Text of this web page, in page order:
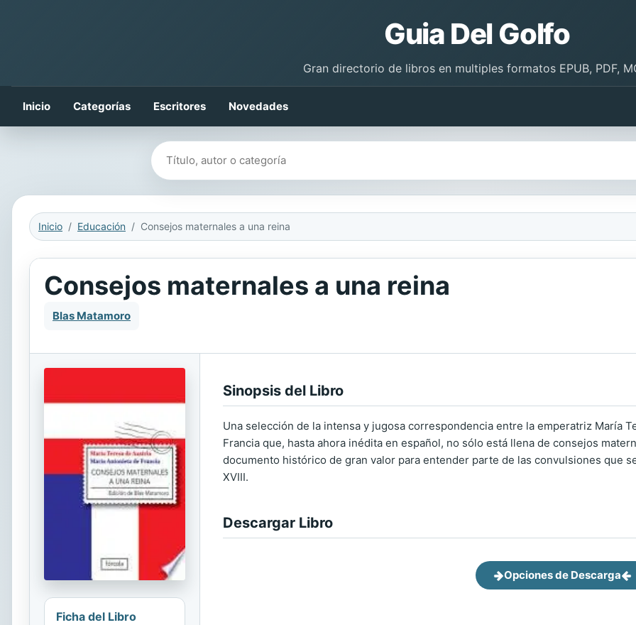
Guia Del Golfo
Gran directorio de libros en multiples formatos EPUB, PDF,
Inicio Categorías Escritores Novedades
Buscar libros
Inicio Educación Consejos maternales a una reina
Consejos maternales a una reina
Blas Matamoro
Ficha del Libro
Sinopsis del Libro
Una selección de la intensa y jugosa correspondencia entre la emperatriz María
Francia que, hasta ahora inédita en español, no sólo está llena de consejos
documento histórico de gran valor para entender parte de las convulsiones que
XVIII.
Descargar Libro
Opciones de Descarga